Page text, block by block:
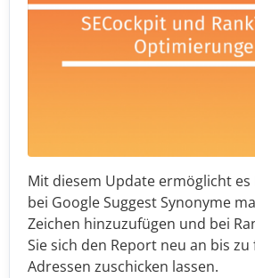
Mit diesem Update ermöglicht es
bei Google Suggest Synonyme
Zeichen hinzuzufügen und bei
Sie sich den Report neu an bis zu
Adressen zuschicken lassen.